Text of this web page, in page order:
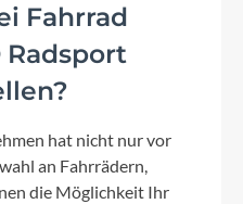
red
Fahrrad
Radsport
hat nicht nur vor
an Fahrrädern,
die Möglichkeit Ihr